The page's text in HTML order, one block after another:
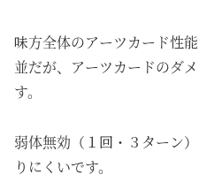
味方全体のアーツカード性
並だが、アーツカードのダ
す。
弱体無効（１回・３ターン
りにくいです。